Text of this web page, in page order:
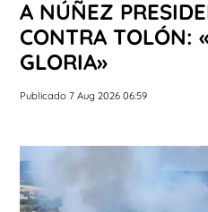
A NÚÑEZ
CONTRA TOLÓN:
GLORIA»
Publicado 7 Aug 2026 06:59